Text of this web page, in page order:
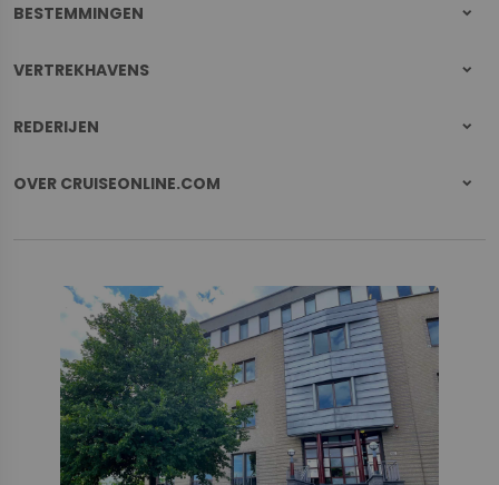
BESTEMMINGEN
VERTREKHAVENS
REDERIJEN
OVER CRUISEONLINE.COM